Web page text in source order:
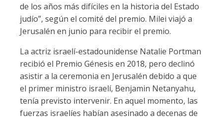
de los años más difíciles en la historia del Estado
judío”, según el comité del premio. Milei viajó a
Jerusalén en junio para recibir el premio.
La actriz israelí-estadounidense Natalie Portman
recibió el Premio Génesis en 2018, pero declinó
asistir a la ceremonia en Jerusalén debido a que
el primer ministro israelí, Benjamin Netanyahu,
tenía previsto intervenir. En aquel momento, las
fuerzas israelíes habían asesinado a decenas de